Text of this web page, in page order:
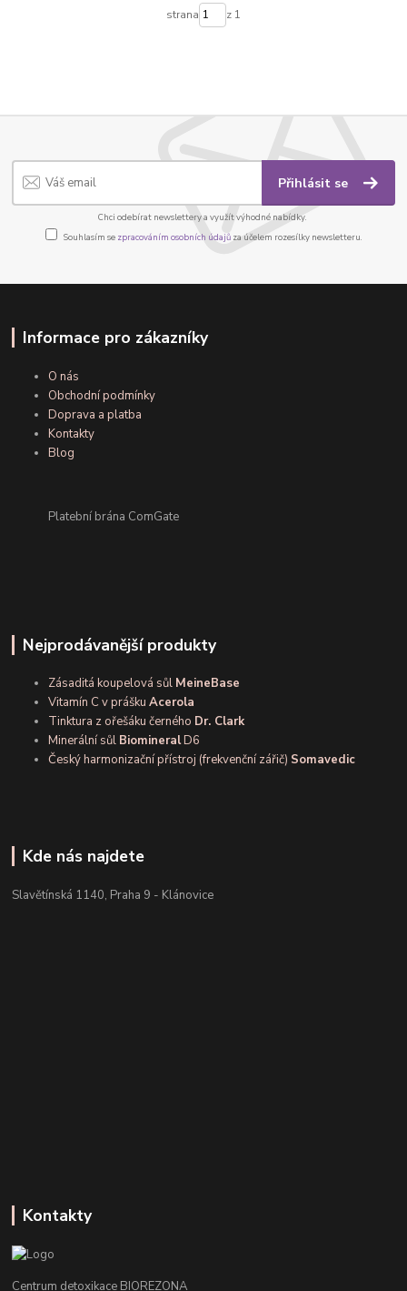
strana z 1
Přihlásit se
Chci odebírat newslettery a využít výhodné nabídky.
Souhlasím se zpracováním osobních údajůza účelem rozesílky newsletteru.
Informace pro zákazníky
O nás
Obchodní podmínky
Doprava a platba
Kontakty
Blog
Platební brána ComGate
Nejprodávanější produkty
Zásaditá koupelová sůl MeineBase
Vitamín C v práškuAcerola
Tinktura z ořešáku černého Dr. Clark
Minerální sůl BiomineralD6
Český harmonizační přístroj (frekvenční zářič) Somavedic
Kde nás najdete
Slavětínská 1140, Praha 9 - Klánovice
Kontakty
Centrum detoxikace BIOREZONA